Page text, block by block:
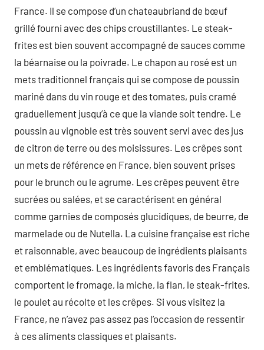
France. Il se compose d’un chateaubriand de bœuf
grillé fourni avec des chips croustillantes. Le steak-
frites est bien souvent accompagné de sauces comme
la béarnaise ou la poivrade. Le chapon au rosé est un
mets traditionnel français qui se compose de poussin
mariné dans du vin rouge et des tomates, puis cramé
graduellement jusqu’à ce que la viande soit tendre. Le
poussin au vignoble est très souvent servi avec des jus
de citron de terre ou des moisissures. Les crêpes sont
un mets de référence en France, bien souvent prises
pour le brunch ou le agrume. Les crêpes peuvent être
sucrées ou salées, et se caractérisent en général
comme garnies de composés glucidiques, de beurre, de
marmelade ou de Nutella. La cuisine française est riche
et raisonnable, avec beaucoup de ingrédients plaisants
et emblématiques. Les ingrédients favoris des Français
comportent le fromage, la miche, la flan, le steak-frites,
le poulet au récolte et les crêpes. Si vous visitez la
France, ne n’avez pas assez pas l’occasion de ressentir
à ces aliments classiques et plaisants.